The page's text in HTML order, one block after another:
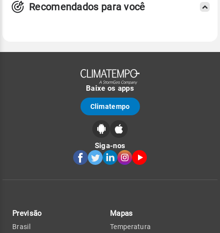
Recomendados para você
Baixe os apps
Climatempo
Siga-nos
Previsão
Brasil
Mapas
Temperatura